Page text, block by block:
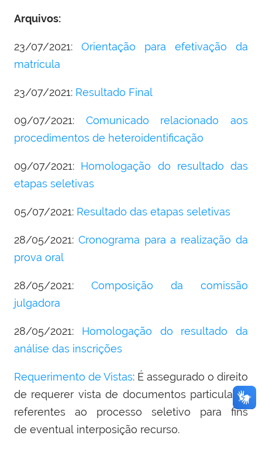
Arquivos:
23/07/2021:
Orientação para efetivação da
matrícula
23/07/2021: Resultado Final
09/07/2021: Comunicado relacionado aos
procedimentos de heteroidentificação
09/07/2021: Homologação do resultado das
etapas seletivas
05/07/2021: Resultado das etapas seletivas
28/05/2021: Cronograma para a realização da
prova oral
28/05/2021: Composição da comissão
julgadora
28/05/2021: Homologação do resultado da
análise das inscrições
Requerimento de Vistas: É assegurado o direito
de requerer vista de documentos particulares
referentes ao processo seletivo para fins
de eventual interposição recurso.